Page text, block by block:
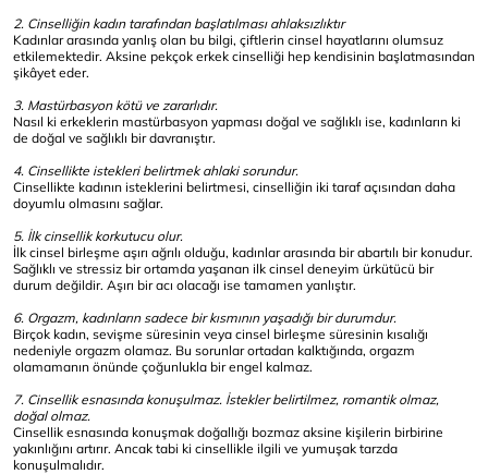
2. Cinselliğin kadın tarafından başlatılması ahlaksızlıktır
Kadınlar arasında yanlış olan bu bilgi, çiftlerin cinsel hayatlarını olumsuz
etkilemektedir. Aksine pekçok erkek cinselliği hep kendisinin başlatmasından
şikâyet eder.
3. Mastürbasyon kötü ve zararlıdır.
Nasıl ki erkeklerin mastürbasyon yapması doğal ve sağlıklı ise, kadınların ki
de doğal ve sağlıklı bir davranıştır.
4. Cinsellikte istekleri belirtmek ahlaki sorundur.
Cinsellikte kadının isteklerini belirtmesi, cinselliğin iki taraf açısından daha
doyumlu olmasını sağlar.
5. İlk cinsellik korkutucu olur.
İlk cinsel birleşme aşırı ağrılı olduğu, kadınlar arasında bir abartılı bir konudur.
Sağlıklı ve stressiz bir ortamda yaşanan ilk cinsel deneyim ürkütücü bir
durum değildir. Aşırı bir acı olacağı ise tamamen yanlıştır.
6. Orgazm, kadınların sadece bir kısmının yaşadığı bir durumdur.
Birçok kadın, sevişme süresinin veya cinsel birleşme süresinin kısalığı
nedeniyle orgazm olamaz. Bu sorunlar ortadan kalktığında, orgazm
olamamanın önünde çoğunlukla bir engel kalmaz.
7. Cinsellik esnasında konuşulmaz. İstekler belirtilmez, romantik olmaz,
doğal olmaz.
Cinsellik esnasında konuşmak doğallığı bozmaz aksine kişilerin birbirine
yakınlığını artırır. Ancak tabi ki cinsellikle ilgili ve yumuşak tarzda
konuşulmalıdır.